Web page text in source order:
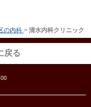
の内科 > 清水内科クリニック
戻る